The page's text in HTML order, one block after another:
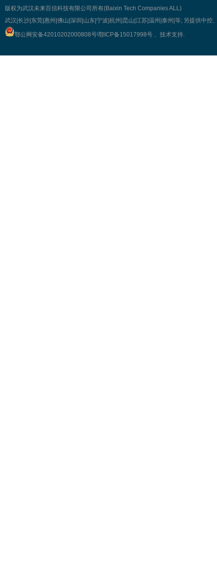
版权为武汉未来百信科技有限公司所有(Baixin Tech Companies ALL)
武汉|长沙|东莞|惠州|佛山|深圳|山东|宁波|杭州|昆山|江苏|温州|泰州|等; 另提供中控
鄂公网安备42010202000808号\鄂ICP备15017998号 、技术支持.